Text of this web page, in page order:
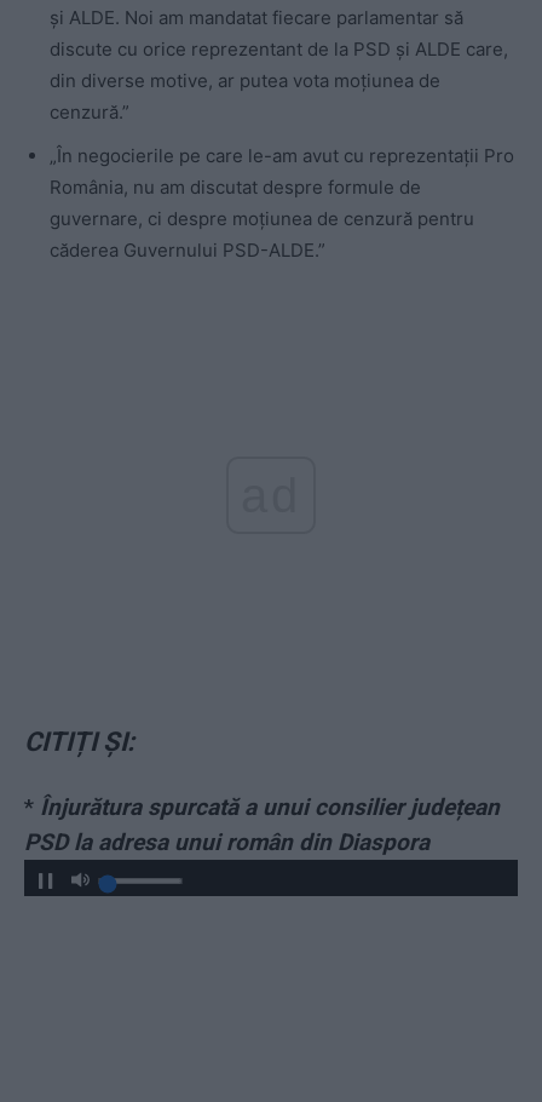
și ALDE. Noi am mandatat fiecare parlamentar să
discute cu orice reprezentant de la PSD și ALDE care,
din diverse motive, ar putea vota moțiunea de
cenzură.”
„În negocierile pe care le-am avut cu reprezentații Pro
România, nu am discutat despre formule de
guvernare, ci despre moțiunea de cenzură pentru
căderea Guvernului PSD-ALDE.”
CITIȚI ȘI:
* Înjurătura spurcată a unui consilier județean
PSD la adresa unui român din Diaspora